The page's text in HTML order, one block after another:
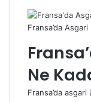
Fransa’da
Ne
Fransa’da